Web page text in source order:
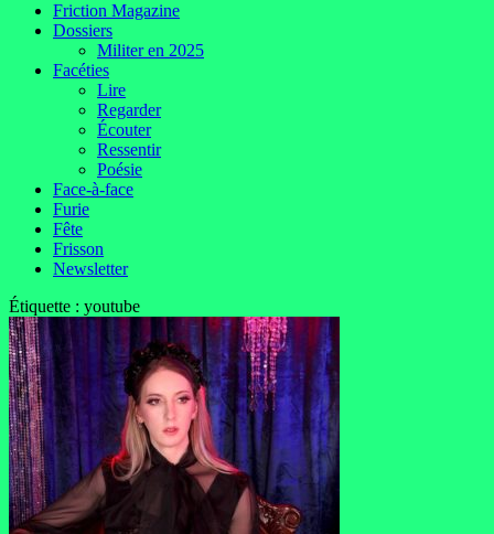
Friction Magazine
Dossiers
Militer en 2025
Facéties
Lire
Regarder
Écouter
Ressentir
Poésie
Face-à-face
Furie
Fête
Frisson
Newsletter
Étiquette : youtube